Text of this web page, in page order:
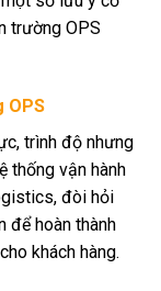
trường OPS
OPS
trình độ nhưng
thống vận hành
đòi hỏi
để hoàn thành
khách hàng.